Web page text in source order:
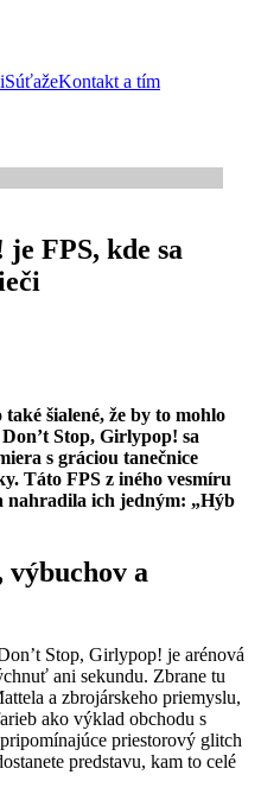
SúťažeKontakt a tím
FPS, kde sa
šialené, že by to mohlo
Stop, Girlypop! sa
s gráciou tanečnice
Táto FPS z iného vesmíru
nahradila ich jedným: „Hýb
a
Stop, Girlypop! je arénová
ani sekundu. Zbrane tu
a zbrojárskeho priemyslu,
ako výklad obchodu s
priestorový glitch
predstavu, kam to celé